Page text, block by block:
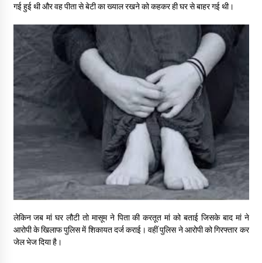
Thought Of The Day 9 May
May 9, 2022
गई हुई थी और वह पीता से बेटी का ख्याल रखने को कहकर ही घर से बाहर गई थी।
लेकिन जब मां घर लौटी तो मासूम ने पिता की करतूत मां को बताई जिसके बाद मां ने
आरोपी के खिलाफ पुलिस में शिकायत दर्ज कराई। वहीं पुलिस ने आरोपी को गिरफ्तार कर
जेल भेज दिया है।